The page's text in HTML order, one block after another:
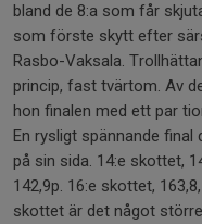
bland de 8:a som får
som förste skytt efter
Rasbo-Vaksala.
princip, fast tvärtom. Av
hon finalen med ett par
En rysligt spännande final
på sin sida. 14:e skottet,
142,9p. 16:e skottet,
skottet är det något